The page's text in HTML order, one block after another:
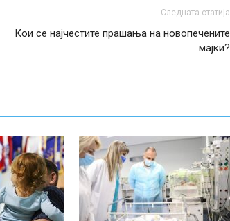
Следната статија
Кои се најчестите прашања на новопечените
мајки?